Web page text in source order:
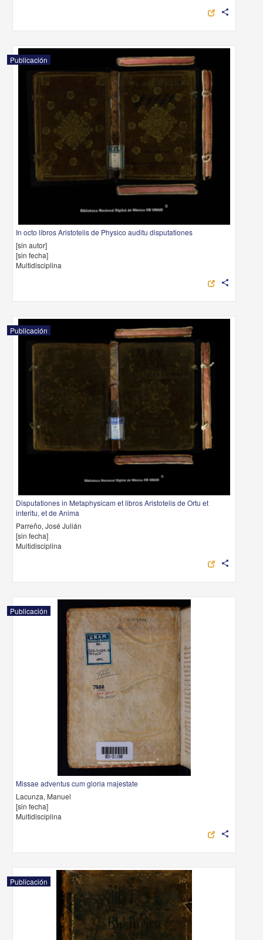
share
Publicación
In octo libros Aristotelis de Physico auditu disputationes
[sin autor]
[sin fecha]
Multidisciplina
share
Publicación
Disputationes in Metaphysicam et libros Aristotelis de Ortu et
interitu, et de Anima
Parreño, José Julián
[sin fecha]
Multidisciplina
share
Publicación
Missae adventus cum gloria majestate
Lacunza, Manuel
[sin fecha]
Multidisciplina
share
Publicación